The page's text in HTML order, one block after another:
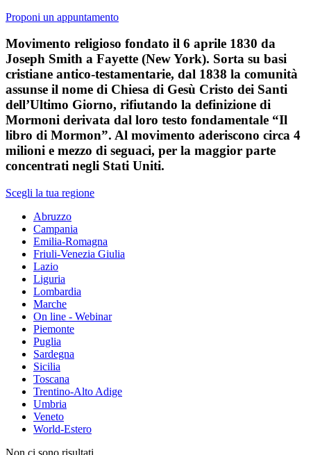
Proponi un appuntamento
Movimento religioso fondato il 6 aprile 1830 da
Joseph Smith a Fayette (New York). Sorta su basi
cristiane antico-testamentarie, dal 1838 la comunità
assunse il nome di Chiesa di Gesù Cristo dei Santi
dell’Ultimo Giorno, rifiutando la definizione di
Mormoni derivata dal loro testo fondamentale “Il
libro di Mormon”. Al movimento aderiscono circa 4
milioni e mezzo di seguaci, per la maggior parte
concentrati negli Stati Uniti.
Scegli la tua regione
Abruzzo
Campania
Emilia-Romagna
Friuli-Venezia Giulia
Lazio
Liguria
Lombardia
Marche
On line - Webinar
Piemonte
Puglia
Sardegna
Sicilia
Toscana
Trentino-Alto Adige
Umbria
Veneto
World-Estero
Non ci sono risultati.